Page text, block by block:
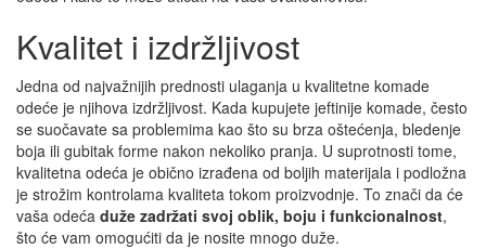
Kvalitet i izdržljivost
Jedna od najvažnijih prednosti ulaganja u kvalitetne komade
odeće je njihova izdržljivost. Kada kupujete jeftinije komade, često
se suočavate sa problemima kao što su brza oštećenja, bledenje
boja ili gubitak forme nakon nekoliko pranja. U suprotnosti tome,
kvalitetna odeća je obično izrađena od boljih materijala i podložna
je strožim kontrolama kvaliteta tokom proizvodnje. To znači da će
vaša odeća duže zadržati svoj oblik, boju i funkcionalnost,
što će vam omogućiti da je nosite mnogo duže.